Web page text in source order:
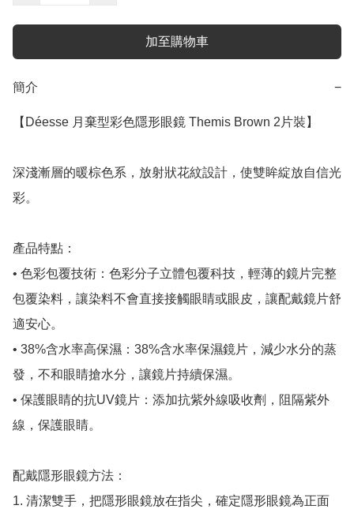
加至購物車
簡介 −
【Déesse 月棄型彩色隱形眼鏡 Themis Brown 2片裝】
深淺漸層的暖棕色系，放射狀花紋設計，使雙眸綻放自信光
彩。
產品特點：
• 色彩包覆技術：色彩分子立體包覆科技，輕薄的鏡片完整
包覆染料，讓染料不會直接接觸眼睛或眼皮，讓配戴鏡片舒
適安心。
• 38%含水率高保濕：38%含水率保濕鏡片，減少水分的蒸
發，不和眼睛搶水分，讓鏡片持續保濕。
• 保護眼睛的抗UV鏡片：添加抗紫外線吸收劑，阻隔紫外
線，保護眼睛。
配戴隱形眼鏡方法：
1. 清潔雙手，把隱形眼鏡放在指尖，確定隱形眼鏡為正面